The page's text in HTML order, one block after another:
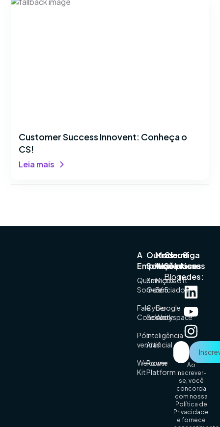
Customer Success Innovent: Conheça o
CS!
Leia mais
A
Empresa
Quem
Somos
Fale
Conosco
Pós-
vendas
Welcome
Kit
Outras
Soluções
Serviços
Gerenciados
Cyber
Security
Inteligência
Artificial
Power
Platform
Modern
Workplace
Microsoft
365
Google
Workspace
Cloud
Solutions
Blog
Siga
nossas
redes:
Ao
inscrever-
se, você
concorda
com nossa
Política de
Privacidade
e fornece